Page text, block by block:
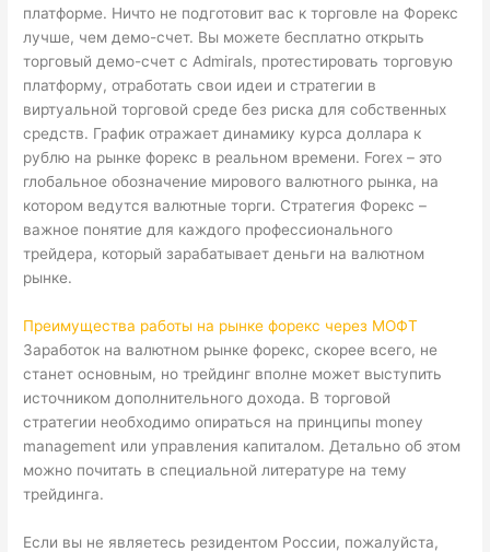
платформе. Ничто не подготовит вас к торговле на Форекс
лучше, чем демо-счет. Вы можете бесплатно открыть
торговый демо-счет с Admirals, протестировать торговую
платформу, отработать свои идеи и стратегии в
виртуальной торговой среде без риска для собственных
средств. График отражает динамику курса доллара к
рублю на рынке форекс в реальном времени. Forex – это
глобальное обозначение мирового валютного рынка, на
котором ведутся валютные торги. Стратегия Форекс –
важное понятие для каждого профессионального
трейдера, который зарабатывает деньги на валютном
рынке.
Преимущества работы на рынке форекс через МОФТ
Заработок на валютном рынке форекс, скорее всего, не
станет основным, но трейдинг вполне может выступить
источником дополнительного дохода. В торговой
стратегии необходимо опираться на принципы money
management или управления капиталом. Детально об этом
можно почитать в специальной литературе на тему
трейдинга.
Если вы не являетесь резидентом России, пожалуйста,